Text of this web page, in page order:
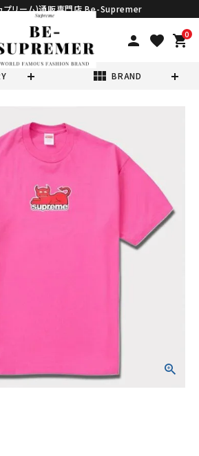
プリーム)通販専門店 Be-Supremer
person favorite 0
shopping_cart
view_module BRAND
ブ